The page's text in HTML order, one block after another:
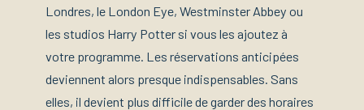
Londres, le London Eye, Westminster Abbey ou
les studios Harry Potter si vous les ajoutez à
votre programme. Les réservations anticipées
deviennent alors presque indispensables. Sans
elles, il devient plus difficile de garder des horaires